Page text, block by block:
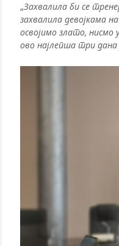
„Захвалила би се
захвалила девојкама
освојимо злато, нисмо
ово најлепша три